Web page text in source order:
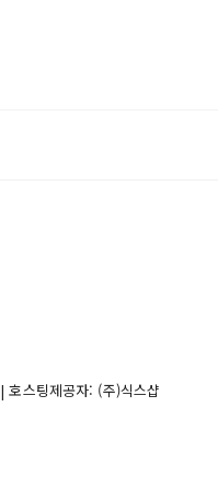
| 호스팅제공자: (주)식스샵